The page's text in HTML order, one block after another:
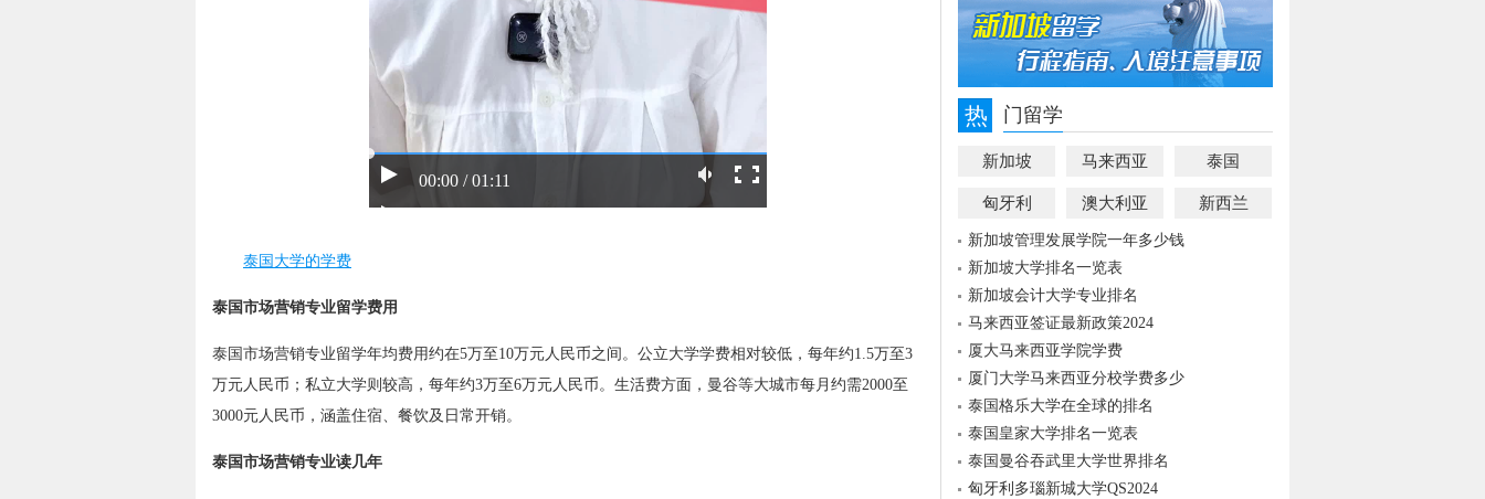
00:00 / 01:11
泰国大学的学费
泰国市场营销专业留学费用
泰国市场营销专业留学年均费用约在5万至10万元人民币之间。公立大学学费相对较低，每年约1.5万至3
万元人民币；私立大学则较高，每年约3万至6万元人民币。生活费方面，曼谷等大城市每月约需2000至
3000元人民币，涵盖住宿、餐饮及日常开销。
泰国市场营销专业读几年
热 门留学
新加坡 马来西亚 泰国
匈牙利 澳大利亚 新西兰
新加坡管理发展学院一年多少钱
新加坡大学排名一览表
新加坡会计大学专业排名
马来西亚签证最新政策2024
厦大马来西亚学院学费
厦门大学马来西亚分校学费多少
泰国格乐大学在全球的排名
泰国皇家大学排名一览表
泰国曼谷吞武里大学世界排名
匈牙利多瑙新城大学QS2024